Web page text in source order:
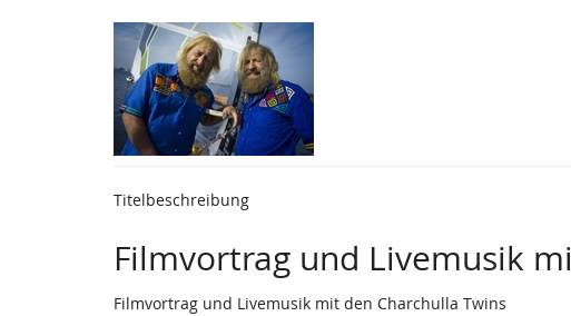
Titelbeschreibung
Filmvortrag und Livemusik
Filmvortrag und Livemusik mit den Charchulla Twins